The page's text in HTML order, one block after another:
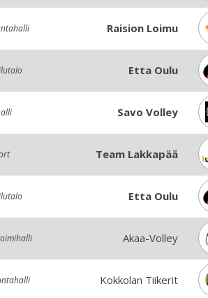
Raision Loimu
Etta Oulu
Savo Volley
Team Lakkapää
Etta Oulu
Akaa-Volley
Kokkolan Tiikerit